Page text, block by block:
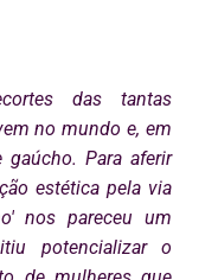
das tantas
no mundo e, em
Para aferir
estética pela via
nos pareceu um
potencializar o